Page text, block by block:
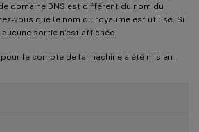
domaine DNS est différent du nom du
vous que le nom du royaume est utilisé. Si
sortie n’est affichée.
le compte de la machine a été mis en